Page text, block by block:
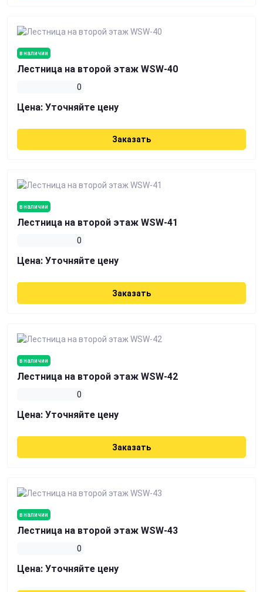
в наличии
Лестница на второй этаж WSW-40
0
Цена: Уточняйте цену
Заказать
в наличии
Лестница на второй этаж WSW-41
0
Цена: Уточняйте цену
Заказать
в наличии
Лестница на второй этаж WSW-42
0
Цена: Уточняйте цену
Заказать
в наличии
Лестница на второй этаж WSW-43
0
Цена: Уточняйте цену